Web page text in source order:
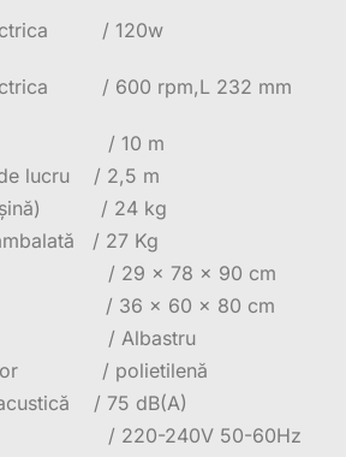
/ 120w
/ 600 rpm,L 232 mm
/ 10 m
de lucru / 2,5 m
/ 24 kg
/ 27 Kg
/ 29 x 78 x 90 cm
/ 36 x 60 x 80 cm
/ Albastru
/ polietilenă
/ 75 dB(A)
220-240V 50-60Hz